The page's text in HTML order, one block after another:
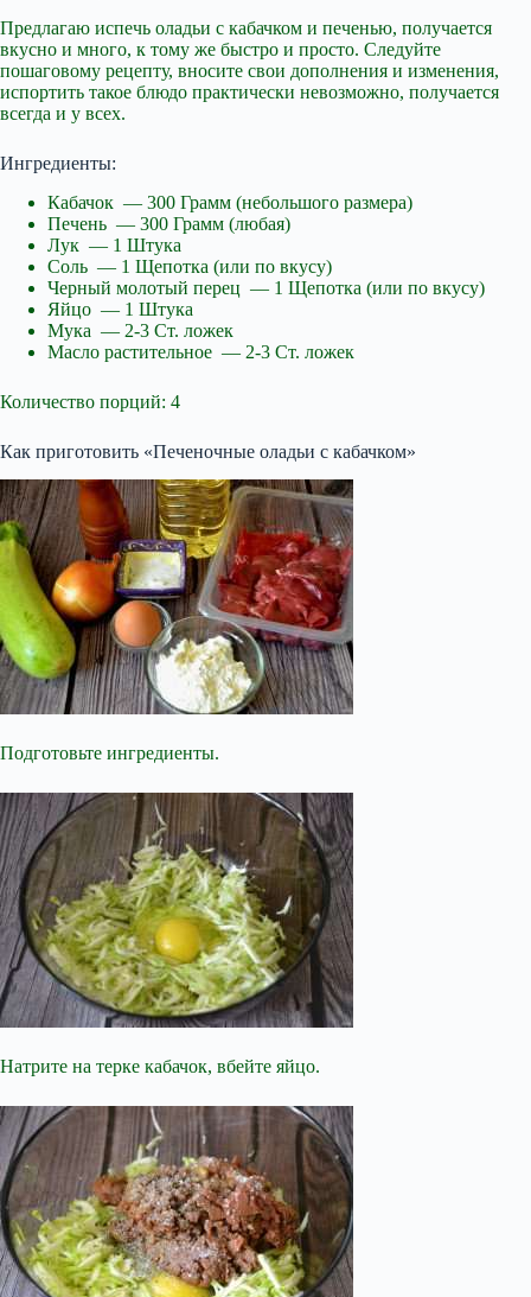
Предлагаю испечь оладьи с кабачком и печенью, получается
вкусно и много, к тому же быстро и просто. Следуйте
пошаговому рецепту, вносите свои дополнения и изменения,
испортить такое блюдо практически невозможно, получается
всегда и у всех.
Ингредиенты:
Кабачок — 300 Грамм (небольшого размера)
Печень — 300 Грамм (любая)
Лук — 1 Штука
Соль — 1 Щепотка (или по вкусу)
Черный молотый перец — 1 Щепотка (или по вкусу)
Яйцо — 1 Штука
Мука — 2-3 Ст. ложек
Масло растительное — 2-3 Ст. ложек
Количество порций: 4
Как приготовить «Печеночные оладьи с кабачком»
Подготовьте ингредиенты.
Натрите на терке кабачок, вбейте яйцо.